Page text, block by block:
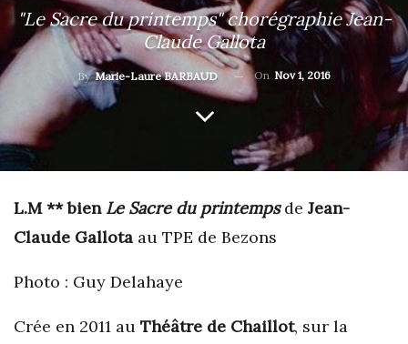
"Le Sacre du printemps" chorégraphie Jean-
Claude Gallota
ByMarie-Laure BARBAUD On Nov 1, 2016
L.M ** bien Le Sacre du printempsde Jean-
Claude Gallota au TPE de Bezons
Photo : Guy Delahaye
Crée en 2011 au Théâtre de Chaillot, sur la